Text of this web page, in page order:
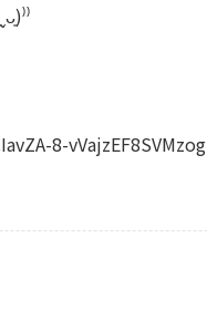
8-vVajzEF8SVMzog